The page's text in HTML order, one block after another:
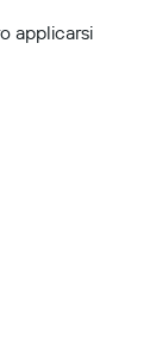
applicarsi